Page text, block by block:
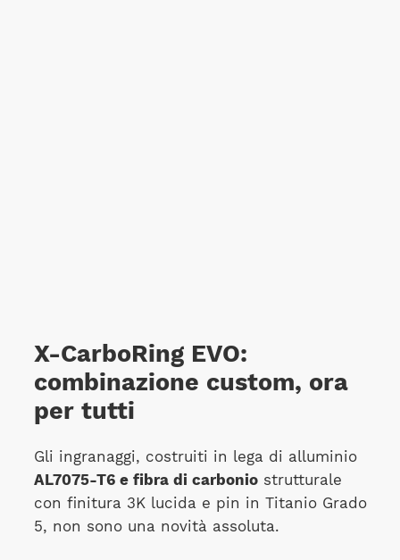
X-CarboRing EVO:
combinazione custom, ora
per tutti
Gli ingranaggi, costruiti in lega di alluminio
AL7075-T6 e fibra di carboniostrutturale
con finitura 3K lucida e pin in Titanio Grado
5, non sono una novità assoluta.